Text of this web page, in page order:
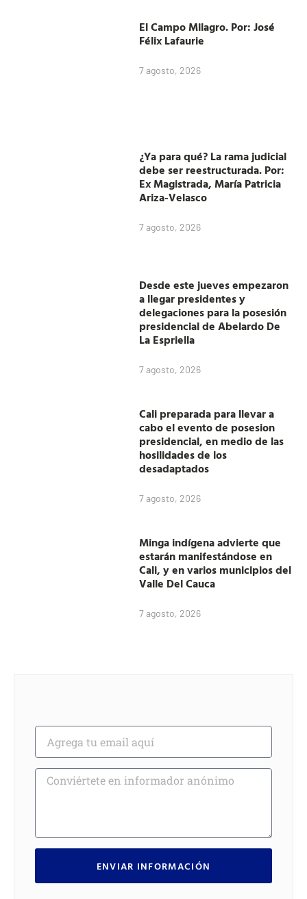
El Campo Milagro. Por: José
Félix Lafaurie
7 agosto, 2026
¿Ya para qué? La rama judicial
debe ser reestructurada. Por:
Ex Magistrada, María Patricia
Ariza-Velasco
7 agosto, 2026
Desde este jueves empezaron
a llegar presidentes y
delegaciones para la posesión
presidencial de Abelardo De
La Espriella
7 agosto, 2026
Cali preparada para llevar a
cabo el evento de posesion
presidencial, en medio de las
hosilidades de los
desadaptados
7 agosto, 2026
Minga indígena advierte que
estarán manifestándose en
Cali, y en varios municipios del
Valle Del Cauca
7 agosto, 2026
ENVIAR INFORMACIÓN